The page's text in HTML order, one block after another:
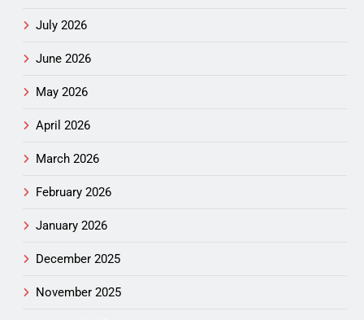
July 2026
June 2026
May 2026
April 2026
March 2026
February 2026
January 2026
December 2025
November 2025